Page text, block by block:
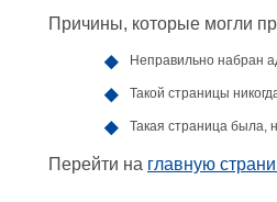
Причины, которые могли
Неправильно набран
Такой страницы
Такая страница была,
Перейти на главную